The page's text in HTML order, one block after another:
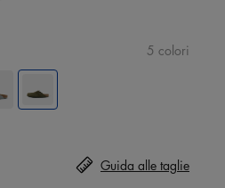
5 colori
Guida alle taglie